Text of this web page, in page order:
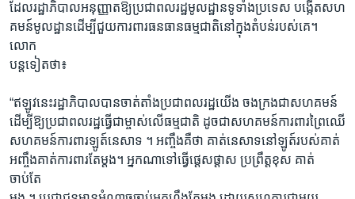
ដែលរដ្ឋាភិបាលអនុញ្ញាតឱ្យប្រជាពលរដ្ឋមូលដ្ឋានទូទាំងប្រទេស បង្កើតសហ
គមន៍មូលដ្ឋានដើម្បីជួយការពារធនធានធម្មជាតិនៅក្នុងតំបន់របស់គេ។
លោក
បន្តទៀតថា៖
“ឥឡូវនេះរដ្ឋាភិបាលបានចាត់តាំងប្រជាពលរដ្ឋយើង ចងក្រងជាសហគមន៍
ដើម្បីឱ្យប្រជាពលរដ្ឋធ្វើជាម្ចាស់លើធម្មជាតិ ដូចជាសហគមន៍ការពារព្រៃឈើ
សហគមន៍ការពារឡូត៍នេសាទ ។ អញ្ចឹងគឺថា គាត់នេសាទនៅឡូត៍របស់គាត់
អញ្ចឹងគាត់ការពារតែម្តង។ អ្នកណាទៅធ្វើផ្តេសផ្តាស ប្រព្រឹត្តខុស គាត់
ចាប់តែ